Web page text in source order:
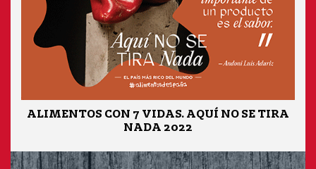
ALIMENTOS CON 7 VIDAS. AQUÍ NO SE TIRA
NADA 2022